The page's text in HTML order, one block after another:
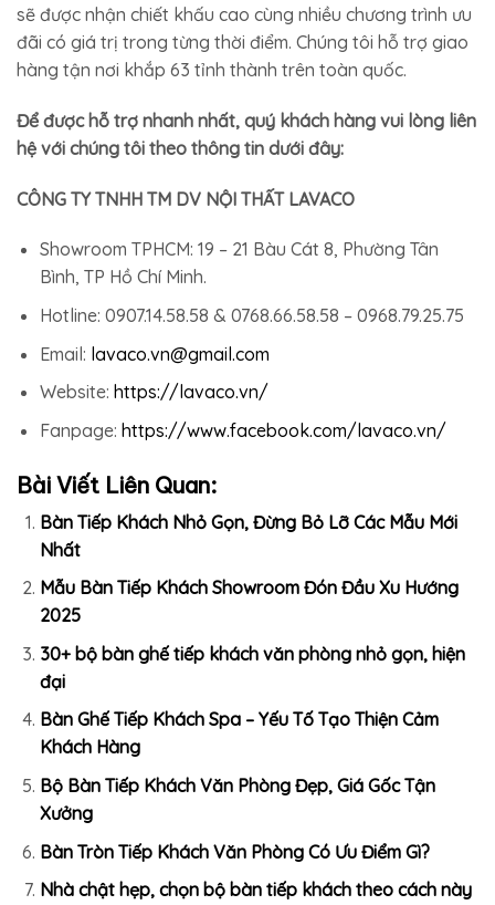
sẽ được nhận chiết khấu cao cùng nhiều chương trình ưu
đãi có giá trị trong từng thời điểm. Chúng tôi hỗ trợ giao
hàng tận nơi khắp 63 tỉnh thành trên toàn quốc.
Để được hỗ trợ nhanh nhất, quý khách hàng vui lòng liên
hệ với chúng tôi theo thông tin dưới đây:
CÔNG TY TNHH TM DV NỘI THẤT LAVACO
Showroom TPHCM: 19 – 21 Bàu Cát 8, Phường Tân
Bình, TP Hồ Chí Minh.
Hotline: 0907.14.58.58 & 0768.66.58.58 – 0968.79.25.75
Email: lavaco.vn@gmail.com
Website: https://lavaco.vn/
Fanpage: https://www.facebook.com/lavaco.vn/
Bài Viết Liên Quan:
Bàn Tiếp Khách Nhỏ Gọn, Đừng Bỏ Lỡ Các Mẫu Mới
Nhất
Mẫu Bàn Tiếp Khách Showroom Đón Đầu Xu Hướng
2025
30+ bộ bàn ghế tiếp khách văn phòng nhỏ gọn, hiện
đại
Bàn Ghế Tiếp Khách Spa – Yếu Tố Tạo Thiện Cảm
Khách Hàng
Bộ Bàn Tiếp Khách Văn Phòng Đẹp, Giá Gốc Tận
Xưởng
Bàn Tròn Tiếp Khách Văn Phòng Có Ưu Điểm Gì?
Nhà chật hẹp, chọn bộ bàn tiếp khách theo cách này